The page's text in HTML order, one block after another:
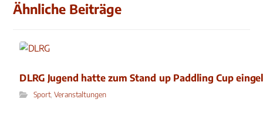
Ähnliche Beiträge
DLRG Jugend hatte zum Stand up Paddling Cup
Sport,Veranstaltungen